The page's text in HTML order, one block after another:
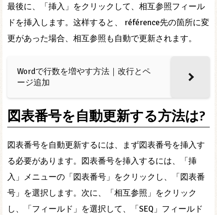
最後に、「挿入」をクリックして、相互参照フィール
ドを挿入します。这样すると、 référence先の箇所に変
更があった場合、相互参照も自動で更新されます。
Wordで行数を増やす方法｜改行とペ
ージ追加
図表番号を自動更新する方法は?
図表番号を自動更新するには、まず図表番号を挿入す
る必要があります。図表番号を挿入するには、「挿
入」メニューの「図表番号」をクリックし、「図表番
号」を選択します。次に、「相互参照」をクリック
し、「フィールド」を選択して、「SEQ」フィールド